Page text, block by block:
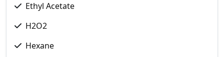
Ethyl Acetate
H2O2
Hexane